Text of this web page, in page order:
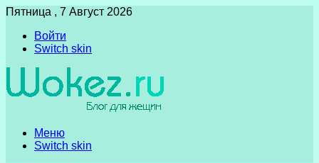
Пятница , 7 Август 2026
Войти
Switch skin
Меню
Switch skin